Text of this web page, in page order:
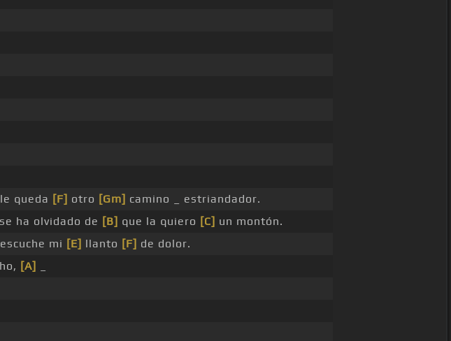
queda [F] otro [Gm] camino _ estriandador.
ha olvidado de [B] que la quiero [C] un montón.
mi [E] llanto [F] de dolor.
[A]